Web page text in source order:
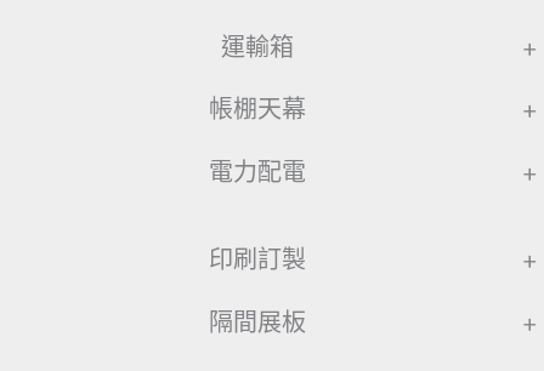
運輸箱 +
帳棚天幕 +
電力配電 +
印刷訂製 +
隔間展板 +